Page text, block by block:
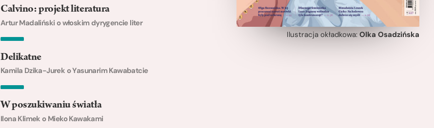
Calvino: projekt literatura
Artur Madaliński o włoskim dyrygencie liter
Delikatne
Kamila Dzika-Jurek o Yasunarim Kawabatcie
W poszukiwaniu światła
Ilona Klimek o Mieko Kawakami
Ilustracja okładkowa: Olka Osadzińska